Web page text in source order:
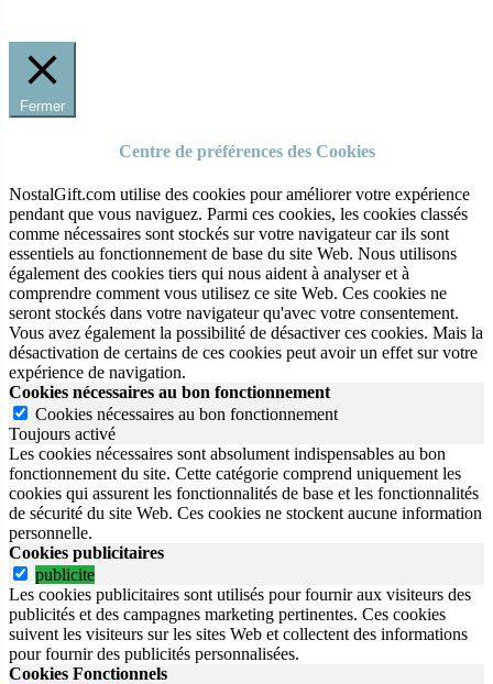
Fermer
Centre de préférences des Cookies
NostalGift.com utilise des cookies pour améliorer votre expérience
pendant que vous naviguez. Parmi ces cookies, les cookies classés
comme nécessaires sont stockés sur votre navigateur car ils sont
essentiels au fonctionnement de base du site Web. Nous utilisons
également des cookies tiers qui nous aident à analyser et à
comprendre comment vous utilisez ce site Web. Ces cookies ne
seront stockés dans votre navigateur qu'avec votre consentement.
Vous avez également la possibilité de désactiver ces cookies. Mais la
désactivation de certains de ces cookies peut avoir un effet sur votre
expérience de navigation.
Cookies nécessaires au bon fonctionnement
Cookies nécessaires au bon fonctionnement
Toujours activé
Les cookies nécessaires sont absolument indispensables au bon
fonctionnement du site. Cette catégorie comprend uniquement les
cookies qui assurent les fonctionnalités de base et les fonctionnalités
de sécurité du site Web. Ces cookies ne stockent aucune information
personnelle.
Cookies publicitaires
publicite
Les cookies publicitaires sont utilisés pour fournir aux visiteurs des
publicités et des campagnes marketing pertinentes. Ces cookies
suivent les visiteurs sur les sites Web et collectent des informations
pour fournir des publicités personnalisées.
Cookies Fonctionnels